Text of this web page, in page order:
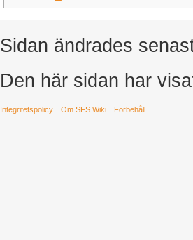
Sidan ändrades
Den här sidan har
Integritetspolicy Om SFS Wiki Förbehåll